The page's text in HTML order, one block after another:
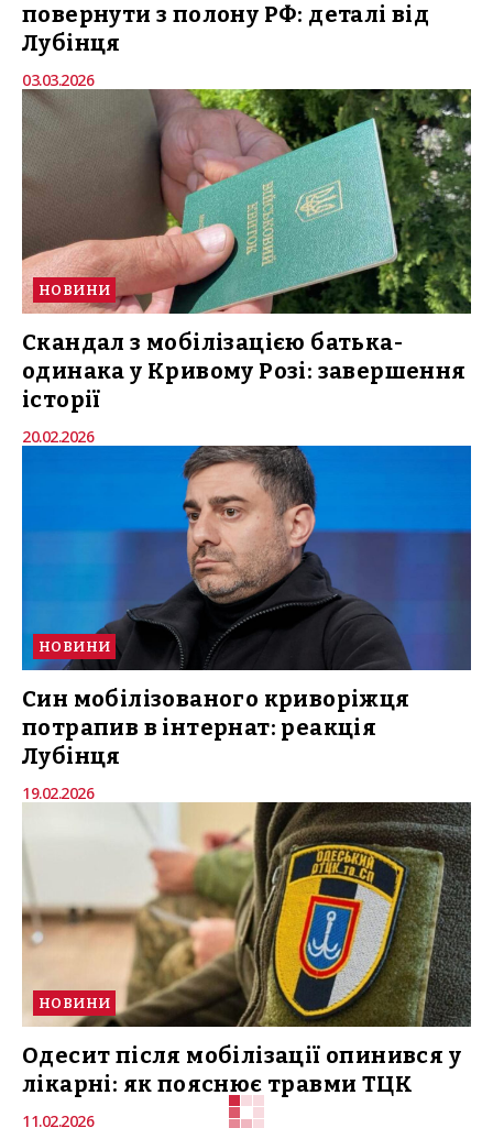
повернути з полону РФ: деталі від
Лубінця
03.03.2026
НОВИНИ
Скандал з мобілізацією батька-
одинака у Кривому Розі: завершення
історії
20.02.2026
НОВИНИ
Син мобілізованого криворіжця
потрапив в інтернат: реакція
Лубінця
19.02.2026
НОВИНИ
Одесит після мобілізації опинився у
лікарні: як пояснює травми ТЦК
11.02.2026